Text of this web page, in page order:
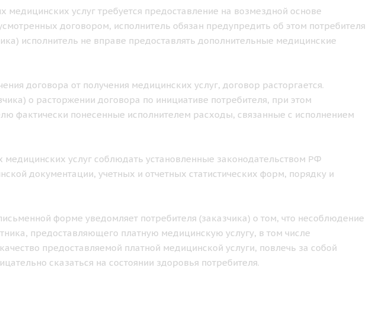
медицинских услуг требуется предоставление на возмездной основе
договором, исполнитель обязан предупредить об этом потребителя
исполнитель не вправе предоставлять дополнительные медицинские
договора от получения медицинских услуг, договор расторгается.
о расторжении договора по инициативе потребителя, при этом
фактически понесенные исполнителем расходы, связанные с исполнением
медицинских услуг соблюдать установленные законодательством РФ
документации, учетных и отчетных статистических форм, порядку и
форме уведомляет потребителя (заказчика) о том, что несоблюдение
предоставляющего платную медицинскую услугу, в том числе
предоставляемой платной медицинской услуги, повлечь за собой
сказаться на состоянии здоровья потребителя.